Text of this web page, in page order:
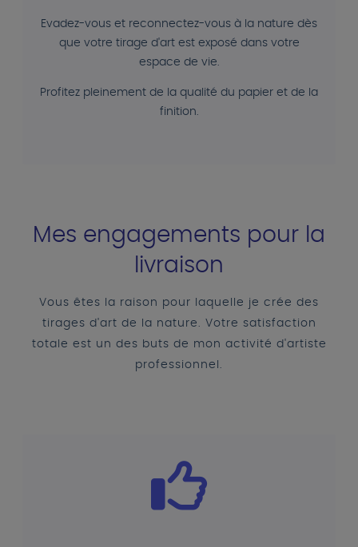
Evadez-vous et reconnectez-vous à la nature dès
que votre tirage d'art est exposé dans votre
espace de vie.
Profitez pleinement de la qualité du papier et de la
finition.
Mes engagements pour la
livraison
Vous êtes la raison pour laquelle je crée des
tirages d'art de la nature. Votre satisfaction
totale est un des buts de mon activité d'artiste
professionnel.